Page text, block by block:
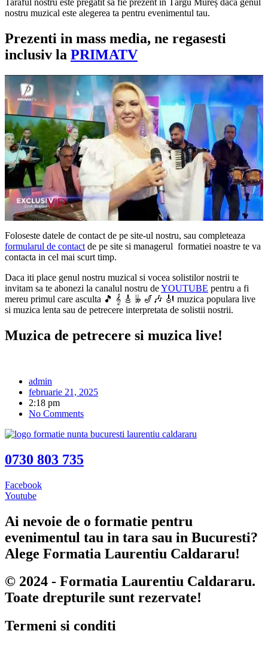
Taraful nostru este pregatit sa fie prezent in Târgu Mureș daca genul
nostru muzical este alegerea ta pentru evenimentul tau.
Prezenti in mass media, ne regasesti
inclusiv la PRIMATV
Foloseste datele de contact de pe site-ul nostru, sau completeaza
formularul de contact de pe site si managerul formatiei noastre te va
contacta in cel mai scurt timp.
Daca iti place genul nostru muzical si vocea solistilor nostrii te
invitam sa te abonezi la canalul nostru deYOUTUBE pentru a fi
mereu primul care asculta 🎵 𝄞 🎸 𝄫 🎷🎶 🎻 muzica populara live
si muzica lenta sau de petrecere interpretata de solistii nostrii.
Muzica de petrecere si muzica live!
admin
februarie 21, 2025
2:18 pm
No Comments
0730 803 735
Facebook
Youtube
Ai nevoie de o formatie pentru
evenimentul tau in tara sau in Bucuresti?
Alege Formatia Laurentiu Caldararu!
© 2024 - Formatia Laurentiu Caldararu.
Toate drepturile sunt rezervate!
Termeni si conditi